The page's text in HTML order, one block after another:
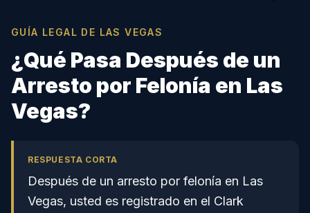
GUÍA LEGAL DE LAS VEGAS
¿Qué Pasa Después de un
Arresto por Felonía en Las
Vegas?
RESPUESTA CORTA
Después de un arresto por felonía en Las
Vegas, usted es registrado en el Clark